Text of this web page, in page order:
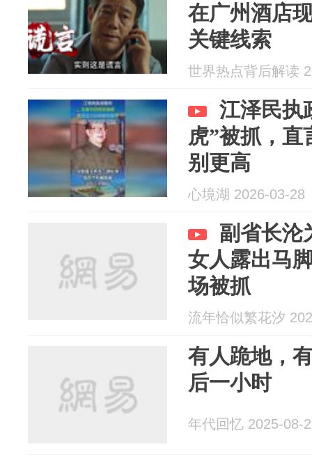
在广州酒店
关键线索
世界热点背后解读
江泽民执
虎”被抓，直
别更高
心境湖 2026-03-28
副省长沦
女人露出马
场被抓
流年恰似繁花汐
有人跪地，
后一小时
年代回忆 2025-08-